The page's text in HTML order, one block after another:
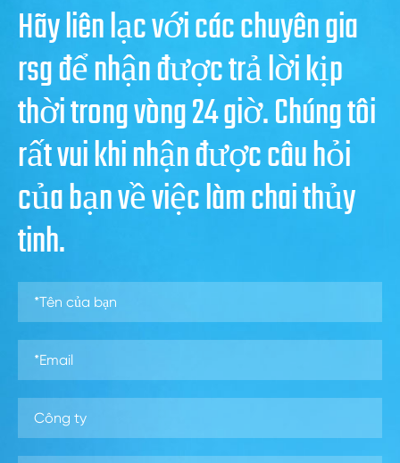
Hãy liên lạc với các chuyên gia
rsg để nhận được trả lời kịp
thời trong vòng 24 giờ. Chúng tôi
rất vui khi nhận được câu hỏi
của bạn về việc làm chai thủy
tinh.